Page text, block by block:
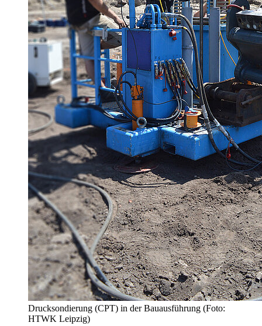
Drucksondierung (CPT) in der Bauausführung (Foto:
HTWK Leipzig)